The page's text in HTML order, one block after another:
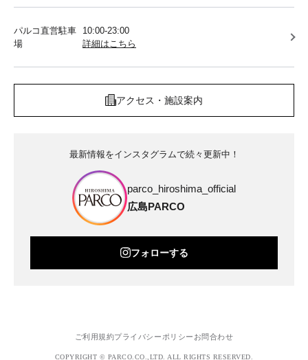
パルコ直営駐車
場
10:00-23:00
詳細はこちら
アクセス・施設案内
最新情報をインスタグラムで続々更新中！
parco_hiroshima_official
広島PARCO
フォローする
ご利用規約プライバシーポリシー お問合わせ
COPYRIGHT © PARCO.CO.,LTD. ALL RIGHTS RESERVED.